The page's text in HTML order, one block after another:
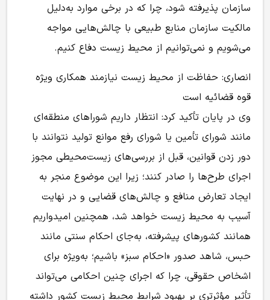
سازمان پذیرفته شود، چرا که در برخی موارد به‌دلیل
مالکیت سازمان منابع طبیعی با چالش‌هایی مواجه
می‌شویم و نمی‌توانیم از محیط زیست دفاع کنیم.
انصاری: حفاظت از محیط زیست نیازمند همکاری ویژه
قوه قضائیه است
وی در پایان تأکید کرد: انتظار داریم شوراهای منطقه‌ای
مانند شورای تأمین یا شورای رفع موانع تولید نتوانند با
دور زدن قوانین، قبل از بررسی‌های زیست‌محیطی مجوز
اجرای طرح‌ها را صادر کنند؛ زیرا این موضوع منجر به
ایجاد تعارض منافع و چالش‌های قضایی و در نهایت
آسیب به محیط زیست خواهد شد، همچنین امیدواریم
همانند کشورهای پیشرفته، به‌جای احکام سنتی مانند
حبس، شاهد صدور «احکام سبز» باشیم؛ به‌ویژه برای
اشخاص حقوقی، چرا که اجرای چنین احکامی می‌تواند
تأثیر مؤثرتری بر بهبود شرایط محیط زیست کشور داشته